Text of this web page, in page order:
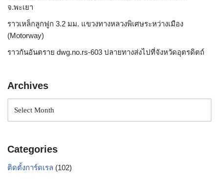
จ.พะเยา
ราวเหล็กลูกฟูก 3.2 มม. แขวงทางหลวงพิเศษระหว่างเมือง
(Motorway)
ราวกันอันตราย dwg.no.rs-603 ปลายทางส่งไปที่จังหวัดอุตรดิตถ์
Archives
Categories
ติดตั้งการ์ดเรล (102)